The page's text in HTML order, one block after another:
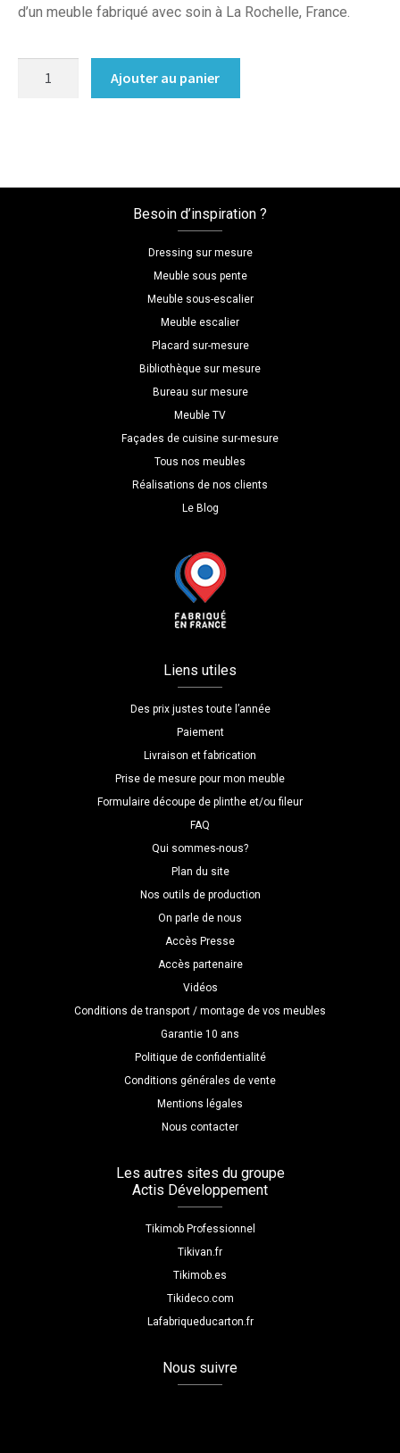
d’un meuble fabriqué avec soin à La Rochelle, France.
Ajouter au panier
Besoin d’inspiration ?
Dressing sur mesure
Meuble sous pente
Meuble sous-escalier
Meuble escalier
Placard sur-mesure
Bibliothèque sur mesure
Bureau sur mesure
Meuble TV
Façades de cuisine sur-mesure
Tous nos meubles
Réalisations de nos clients
Le Blog
Liens utiles
Des prix justes toute l’année
Paiement
Livraison et fabrication
Prise de mesure pour mon meuble
Formulaire découpe de plinthe et/ou fileur
FAQ
Qui sommes-nous?
Plan du site
Nos outils de production
On parle de nous
Accès Presse
Accès partenaire
Vidéos
Conditions de transport / montage de vos meubles
Garantie 10 ans
Politique de confidentialité
Conditions générales de vente
Mentions légales
Nous contacter
Les autres sites du groupe
Actis Développement
Tikimob Professionnel
Tikivan.fr
Tikimob.es
Tikideco.com
Lafabriqueducarton.fr
Nous suivre